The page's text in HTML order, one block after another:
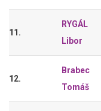
11.
RYGÁL
Libor
12.
Brabec
Tomáš